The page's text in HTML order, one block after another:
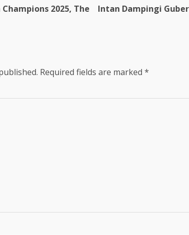
2025, The
Intan Dampingi
Required fields are marked *